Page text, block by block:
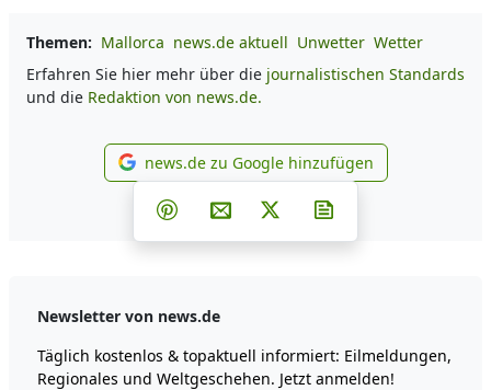
Themen: Mallorca news.de aktuell Unwetter Wetter
Erfahren Sie hier mehr über die journalistischen Standards
und die Redaktion von news.de.
news.de zu Google
news.de zu Google hinzufügen
Teilen auf Facebook
Teilen auf Whatsapp
Teilen auf Telegram
Teilen auf Pinterest
Per E-Mail teilen
Post auf X
Newsletter von news.de
Täglich kostenlos & topaktuell informiert: Eilmeldungen,
Regionales und Weltgeschehen. Jetzt anmelden!